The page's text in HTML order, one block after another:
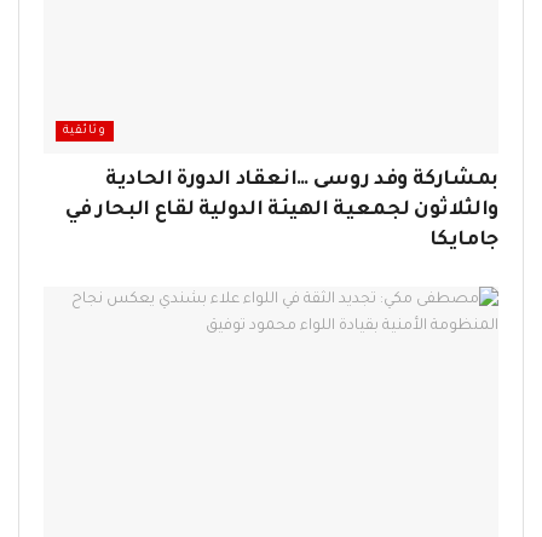
وثائقية
​بمشاركة وفد روسى …انعقاد الدورة الحادية
والثلاثون لجمعية الهيئة الدولية لقاع البحار في
جامايكا